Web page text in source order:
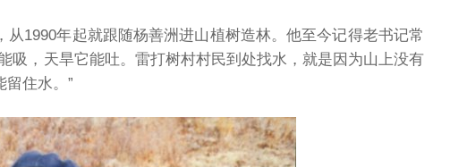
1990年起就跟随杨善洲进山植树造林。他至今记得老书记常
吸，天旱它能吐。雷打树村村民到处找水，就是因为山上没有
住水。”